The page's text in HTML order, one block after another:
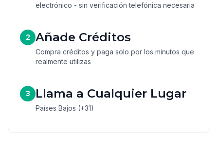
electrónico - sin verificación telefónica necesaria
2 Añade Créditos
Compra créditos y paga solo por los minutos que
realmente utilizas
3 Llama a Cualquier Lugar
Países Bajos (+31)